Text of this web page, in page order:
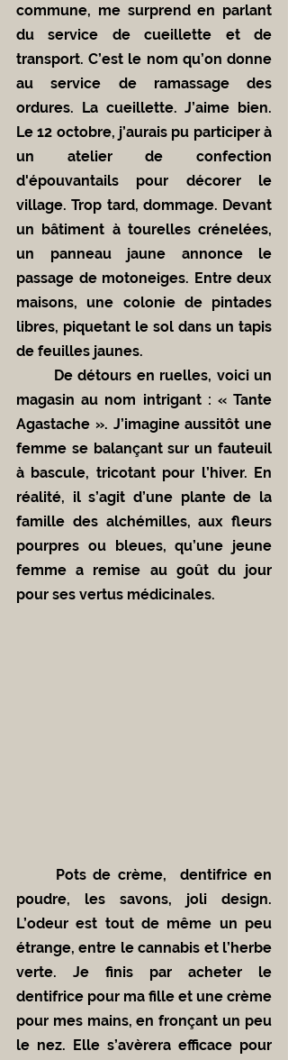
commune, me surprend en parlant
du service de cueillette et de
transport. C’est le nom qu’on donne
au service de ramassage des
ordures. La cueillette. J’aime bien.
Le 12 octobre, j’aurais pu participer à
un atelier de confection
d'épouvantails pour décorer le
village. Trop tard, dommage. Devant
un bâtiment à tourelles crénelées,
un panneau jaune annonce le
passage de motoneiges. Entre deux
maisons, une colonie de pintades
libres, piquetant le sol dans un tapis
de feuilles jaunes.
magasin au nom intrigant : « Tante
Agastache ». J’imagine aussitôt une
femme se balançant sur un fauteuil
à bascule, tricotant pour l’hiver. En
réalité, il s’agit d’une plante de la
famille des alchémilles, aux fleurs
pourpres ou bleues, qu’une jeune
femme a remise au goût du jour
pour ses vertus médicinales.
poudre, les savons, joli design.
L’odeur est tout de même un peu
étrange, entre le cannabis et l’herbe
verte. Je finis par acheter le
dentifrice pour ma fille et une crème
pour mes mains, en fronçant un peu
le nez. Elle s’avèrera efficace pour